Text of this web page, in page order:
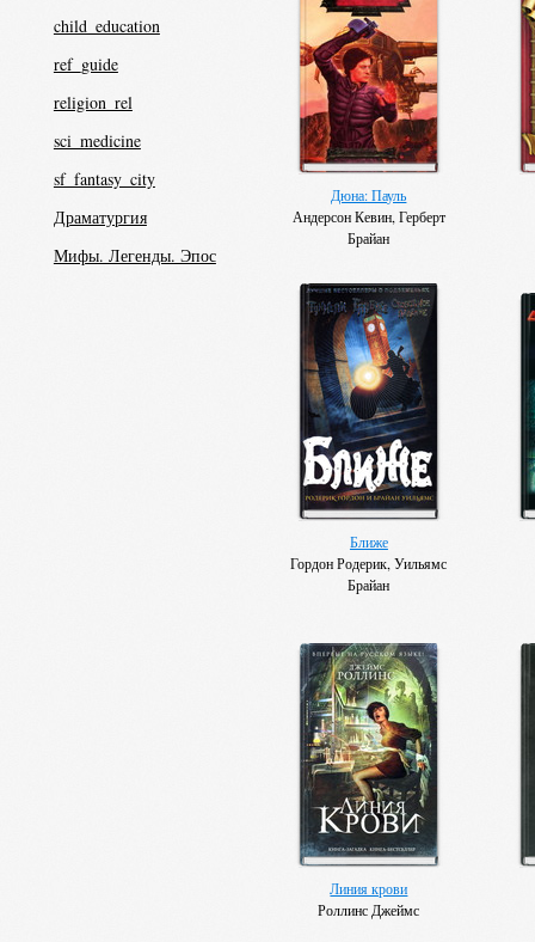
child_education
ref_guide
religion_rel
sci_medicine
sf_fantasy_city
Драматургия
Мифы. Легенды. Эпос
Дюна: Пауль
Андерсон Кевин, Герберт
Брайан
Ближе
Гордон Родерик, Уильямс
Брайан
Линия крови
Роллинс Джеймс